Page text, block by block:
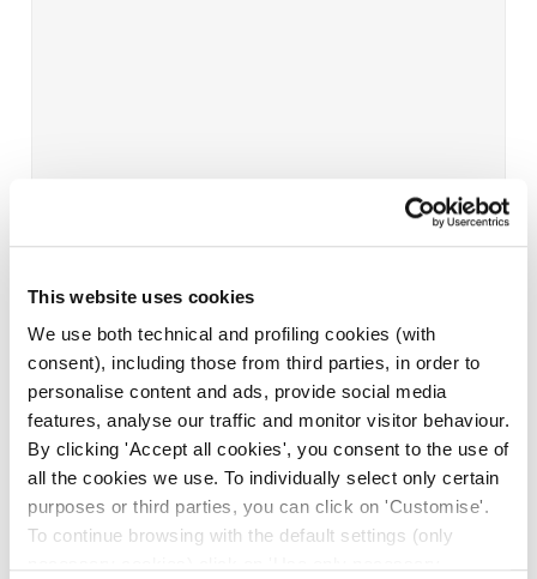
This website uses cookies
We use both technical and profiling cookies (with
consent), including those from third parties, in order to
personalise content and ads, provide social media
features, analyse our traffic and monitor visitor behaviour.
By clicking 'Accept all cookies', you consent to the use of
all the cookies we use. To individually select only certain
purposes or third parties, you can click on 'Customise'.
To continue browsing with the default settings (only